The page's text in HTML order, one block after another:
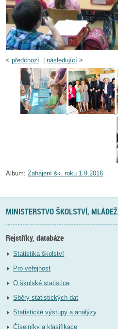
< předchozí následující >
Album: Zahájení šk. roku 1.9.2016
MINISTERSTVO ŠKOLSTVÍ,
Rejstříky, databáze
Statistika školství
Pro veřejnost
O školské statistice
Sběry statistických dat
Statistické výstupy a analýzy
Číselníky a klasifikace